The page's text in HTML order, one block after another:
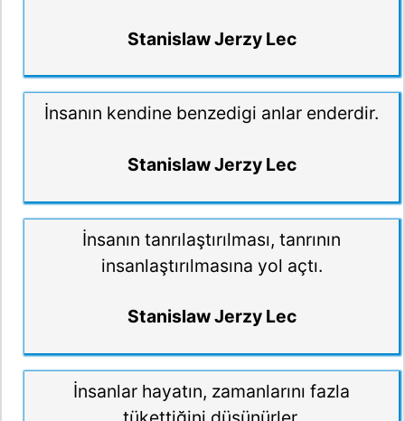
Stanislaw Jerzy Lec
İnsanın kendine benzedigi anlar enderdir.
Stanislaw Jerzy Lec
İnsanın tanrılaştırılması, tanrının
insanlaştırılmasına yol açtı.
Stanislaw Jerzy Lec
İnsanlar hayatın, zamanlarını fazla